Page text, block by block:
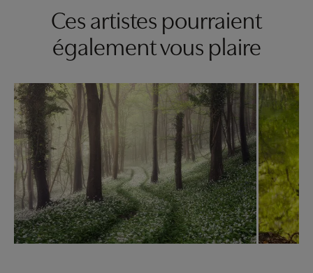
Ces artistes pourraient
également vous plaire